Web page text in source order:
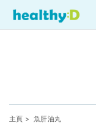
主頁 > 魚肝油丸